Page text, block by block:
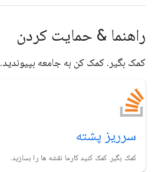
راهنما & حمایت کردن
کمک بگیر. کمک کن به جامعه بپیوندید.
سرریز پشته
کمک بگیر. کمک کنید کارما نقشه ها را بسازید.